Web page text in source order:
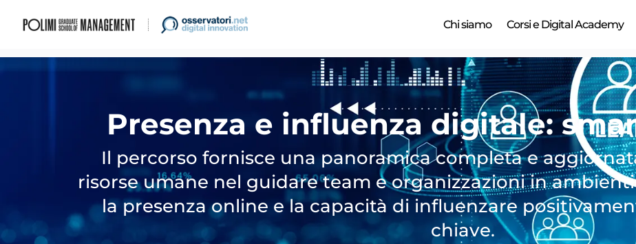
Chi siamo Corsi e Digital Academy
Presenza e influenza digitale:
Il percorso fornisce una panoramica completa e
risorse umane nel guidare team e organizzazioni in
la presenza online e la capacità di influenzare
chiave.